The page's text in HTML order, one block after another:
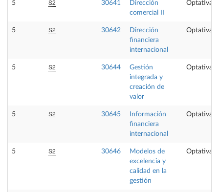
5 S2 30641
Dirección
comercial II
Optativa
5 S2 30642
Dirección
financiera
internacional
Optativa
5 S2 30644
Gestión
integrada y
creación de
valor
Optativa
5 S2 30645
Información
financiera
internacional
Optativa
5 S2 30646
Modelos de
excelencia y
calidad en la
gestión
Optativa